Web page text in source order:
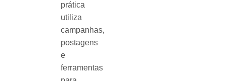
prática
utiliza
campanhas,
postagens
e
ferramentas